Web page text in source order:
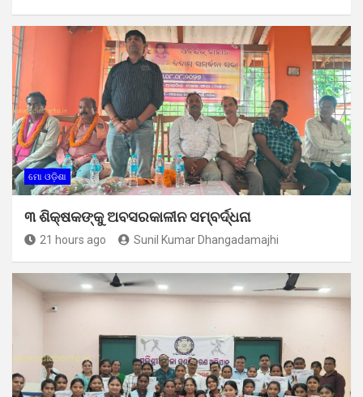
ମୋ ଓଡ଼ିଶା
୩ ଶିକ୍ଷକଙ୍କୁ ଅବସରକାଳୀନ ସମ୍ବର୍ଦ୍ଧନା
21 hours ago Sunil Kumar Dhangadamajhi